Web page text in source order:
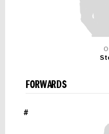
FORWARDS
#